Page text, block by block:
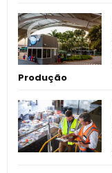
Produção